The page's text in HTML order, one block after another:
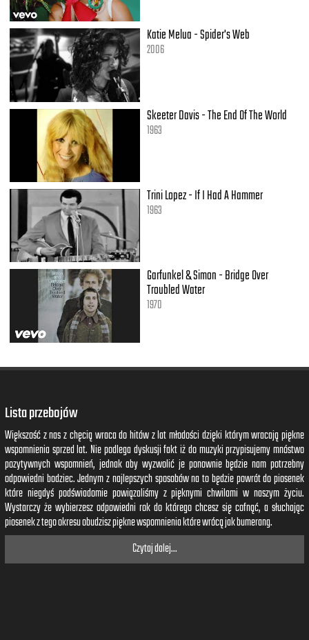
For every time, saying
[Chester]
In these promises broken
Deep below
Each word gets lost in the echo
So one last lie I can see through
This time I finally let you go
Katie Melua - Spider's Web
2006
Skeeter Davis - The End Of The World
1963
Trini Lopez - If I Had A Hammer
1963
Garfunkel & Simon - Bridge Over
Troubled Water
1970
Lista przebojów
Większość z nas z chęcią wraca do hitów z lat młodości dzięki którym wracają piękne
wspomnienia sprzed lat. Nie podlega dyskusji fakt iż do muzyki przypisujemy mnóstwo
pozytywnych wspomnień, jednak aby wyzwolić je ponownie będzie nam potrzebny
odpowiedni bodziec. Jednym z najlepszych sposobów na to będzie powrót do piosenek
które niegdyś podświadomie powiązaliśmy z pięknymi chwilami w naszym życiu.
Wystarczy że wybierzesz odpowiedni rok do którego chcesz się cofnąć, a słuchając
piosenek z tego okresu obudzisz piękne wspomnienia które wrócą jak bumerang.
Czytaj dalej...